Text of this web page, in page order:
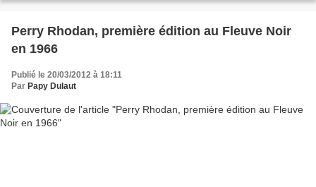
Perry Rhodan, première édition au Fleuve Noir
en 1966
Publié le 20/03/2012 à 18:11
Par Papy Dulaut